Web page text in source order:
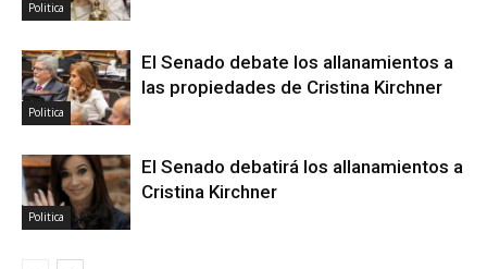
Politica
Politica
El Senado debate los allanamientos a
las propiedades de Cristina Kirchner
Politica
El Senado debatirá los allanamientos a
Cristina Kirchner